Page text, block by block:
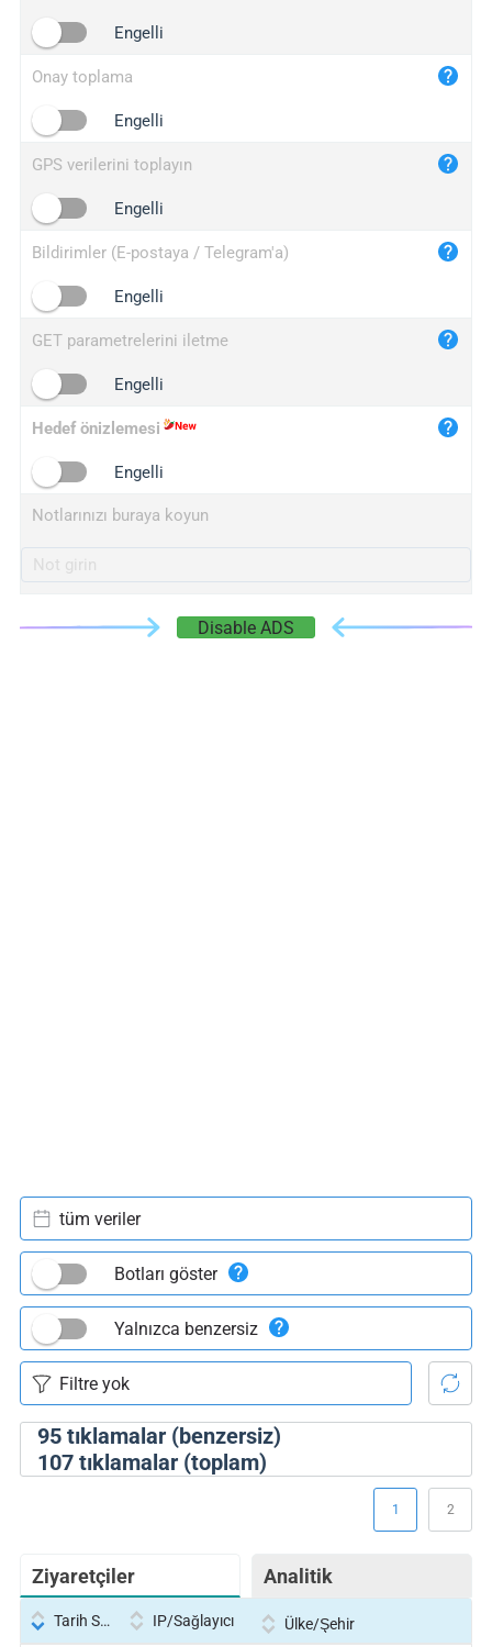
2no.co
yip.su
iplogger.info
Engelli
Onay toplama
Engelli
GPS verilerini toplayın
Engelli
Bildirimler (E-postaya / Telegram'a)
Engelli
GET parametrelerini iletme
Engelli
Hedef önizlemesi
Engelli
Notlarınızı buraya koyun
Disable ADS
95tıklamalar (benzersiz)
107tıklamalar (toplam)
tüm veriler
Botları göster
Yalnızca benzersiz
Ziyaretçiler Analitik
1 2
Tarih Saati IP/Sağlayıcı Ülke/Şehir